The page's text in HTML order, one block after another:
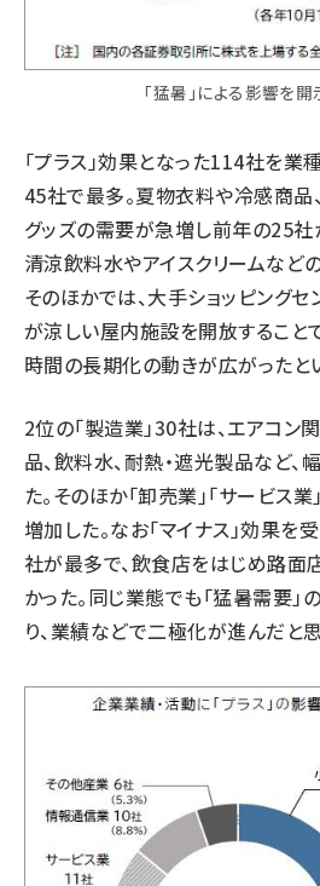
「猛暑」による影響を
「プラス」効果となった114社を業
45社で最多。夏物衣料や冷感商品
グッズの需要が急増し前年の25社
清涼飲料水やアイスクリームなど
そのほかでは、大手ショッピング
が涼しい屋内施設を開放すること
時間の長期化の動きが広がったと
2位の「製造業」30社は、エアコン
品、飲料水、耐熱・遮光製品など
た。そのほか「卸売業」「サービス
増加した。なお「マイナス」効果を
社が最多で、飲食店をはじめ路面
かった。同じ業態でも「猛暑需要
り、業績などで二極化が進んだと